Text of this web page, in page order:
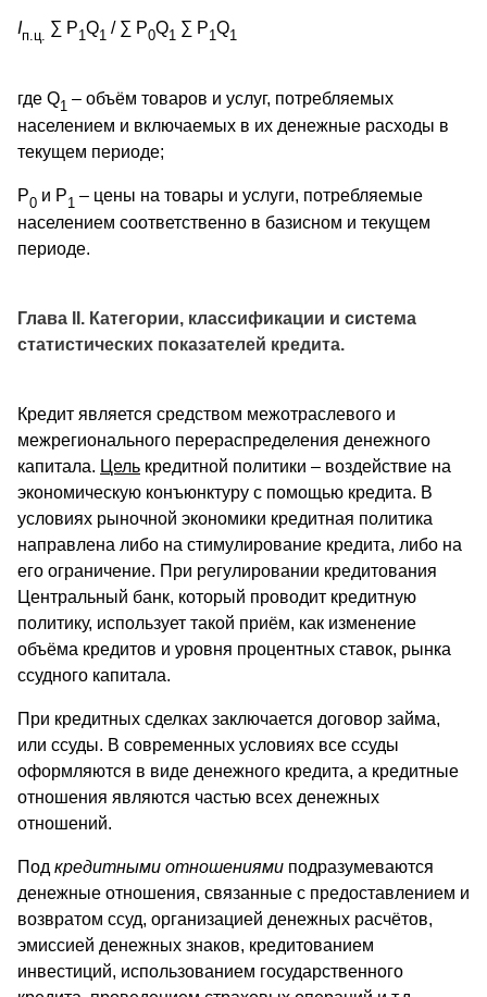
Iп.ц. ∑ P1 Q1 / ∑ P0Q1 ∑ P1 Q1
где Q1 – объём товаров и услуг, потребляемых
населением и включаемых в их денежные расходы в
текущем периоде;
P0 и P1 – цены на товары и услуги, потребляемые
населением соответственно в базисном и текущем
периоде.
Глава II. Категории, классификации и система
статистических показателей кредита.
Кредит является средством межотраслевого и
межрегионального перераспределения денежного
капитала. Цель кредитной политики – воздействие на
экономическую конъюнктуру с помощью кредита. В
условиях рыночной экономики кредитная политика
направлена либо на стимулирование кредита, либо на
его ограничение. При регулировании кредитования
Центральный банк, который проводит кредитную
политику, использует такой приём, как изменение
объёма кредитов и уровня процентных ставок, рынка
ссудного капитала.
При кредитных сделках заключается договор займа,
или ссуды. В современных условиях все ссуды
оформляются в виде денежного кредита, а кредитные
отношения являются частью всех денежных
отношений.
Под кредитными отношениями подразумеваются
денежные отношения, связанные с предоставлением и
возвратом ссуд, организацией денежных расчётов,
эмиссией денежных знаков, кредитованием
инвестиций, использованием государственного